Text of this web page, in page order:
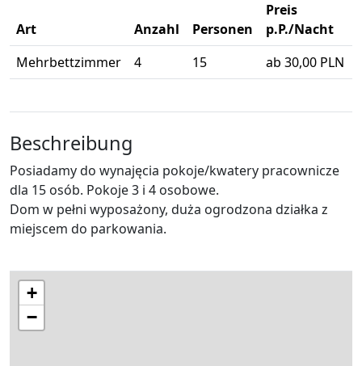
Art Anzahl Personen
Preis
p.P./Nacht
Mehrbettzimmer
4 15 ab 30,00 PLN
Beschreibung
Posiadamy do wynajęcia pokoje/kwatery pracownicze
dla 15 osób. Pokoje 3 i 4 osobowe.
Dom w pełni wyposażony, duża ogrodzona działka z
miejscem do parkowania.
+
−